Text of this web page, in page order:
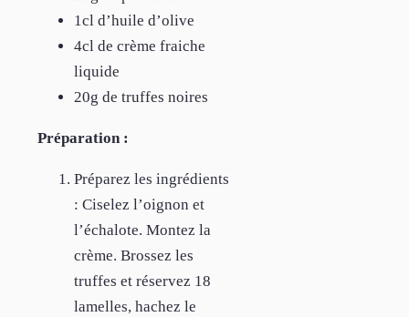
1cl d’huile d’olive
4cl de crème fraiche
liquide
20g de truffes noires
Préparation :
Préparez les ingrédients
: Ciselez l’oignon et
l’échalote. Montez la
crème. Brossez les
truffes et réservez 18
lamelles, hachez le